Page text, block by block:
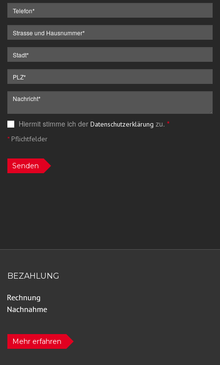
Hiermit stimme ich der Datenschutzerklärung zu. *
*Pflichtfelder
Senden
BEZAHLUNG
Mehr erfahren